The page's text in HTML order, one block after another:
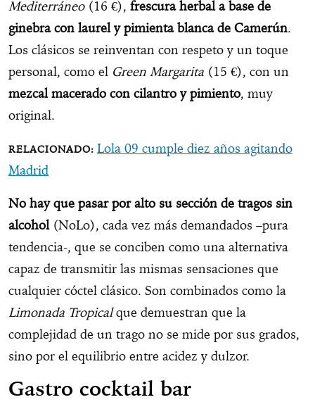
Mediterráneo(16 €), frescura herbal a base de
ginebra con laurel y pimienta blanca de Camerún.
Los clásicos se reinventan con respeto y un toque
personal, como el Green Margarita (15 €), con un
mezcal macerado con cilantro y pimiento, muy
original.
Lola 09 cumple diez años agitando
Madrid
No hay que pasar por alto su sección de tragos sin
alcohol(NoLo), cada vez más demandados –pura
tendencia-, que se conciben como una alternativa
capaz de transmitir las mismas sensaciones que
cualquier cóctel clásico. Son combinados como la
Limonada Tropicalque demuestran que la
complejidad de un trago no se mide por sus grados,
sino por el equilibrio entre acidez y dulzor.
Gastro cocktail bar